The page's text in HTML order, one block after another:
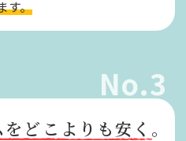
す。
No.3
どこよりも安く。